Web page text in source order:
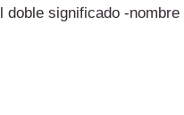
doble significado -